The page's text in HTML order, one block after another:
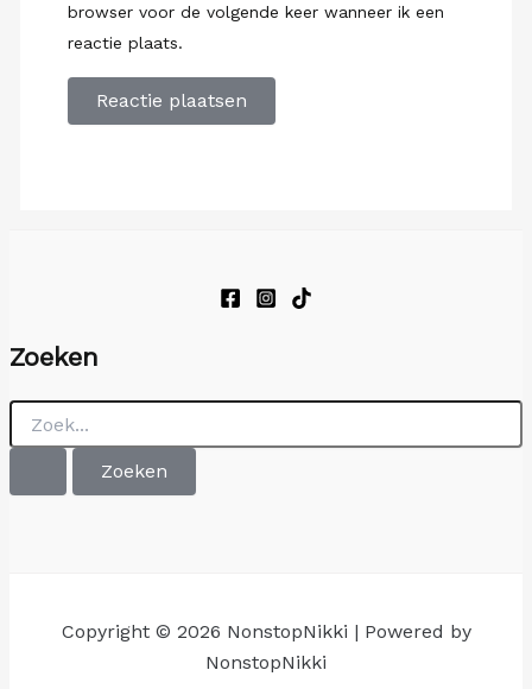
browser voor de volgende keer wanneer ik een
reactie plaats.
Zoeken
Zoek
naar:
Copyright © 2026 NonstopNikki | Powered by
NonstopNikki